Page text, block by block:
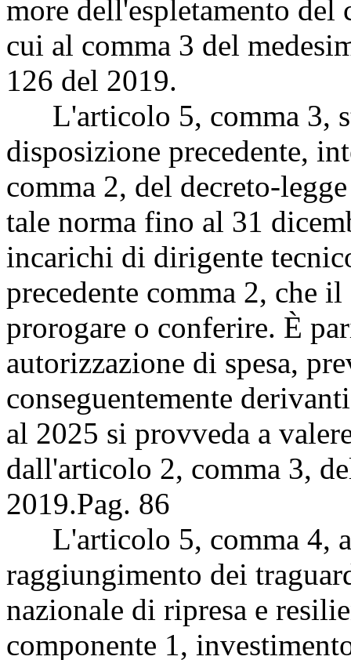
more dell'espletamento
cui al comma 3 del
126 del 2019.
L'articolo 5, comma 3,
disposizione precedente,
comma 2, del decreto-
tale norma fino al 31
incarichi di dirigente
precedente comma 2, che
prorogare o conferire. È
autorizzazione di spesa,
conseguentemente
al 2025 si provveda a
dall'articolo 2, comma 3,
2019.Pag. 86
L'articolo 5, comma 4,
raggiungimento dei
nazionale di ripresa e
componente 1,